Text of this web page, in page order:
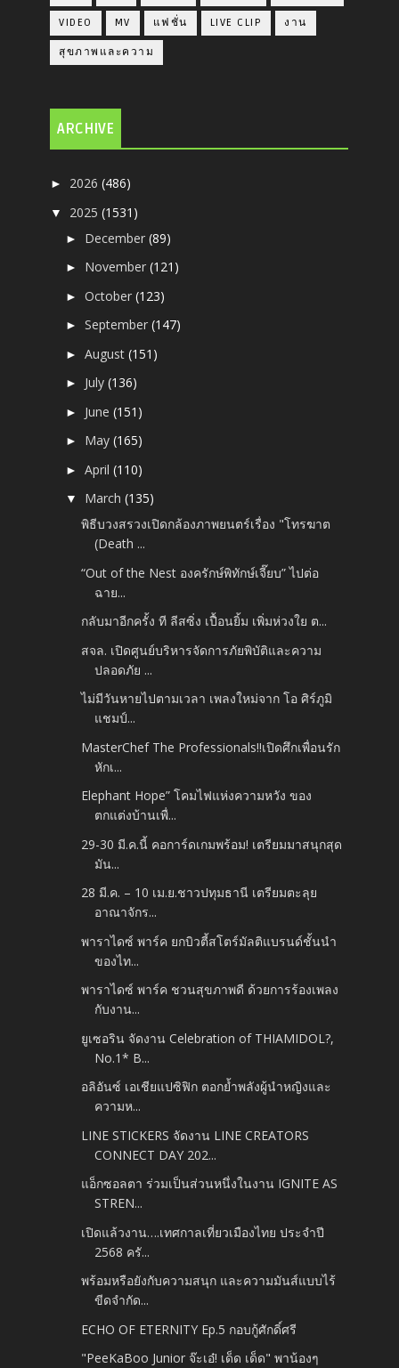
VIDEO MV แฟชั่น LIVE CLIP งาน
สุขภาพและความ
ARCHIVE
► 2026(486)
▼ 2025(1531)
► December(89)
► November(121)
►October(123)
►September(147)
►August(151)
► July(136)
► June(151)
► May(165)
►April(110)
▼ March(135)
พิธีบวงสรวงเปิดกล้องภาพยนตร์เรื่อง "โทรฆาต
(Death ...
“Out of the Nest องครักษ์พิทักษ์เจี๊ยบ” ไปต่อ
ฉาย...
กลับมาอีกครั้ง ที ลีสซิ่ง เปื้อนยิ้ม เพิ่มห่วงใย ต...
สจล. เปิดศูนย์บริหารจัดการภัยพิบัติและความ
ปลอดภัย ...
ไม่มีวันหายไปตามเวลา เพลงใหม่จาก โอ ศิร์ภูมิ
แชมป์...
MasterChef The Professionals!!เปิดศึกเพื่อนรัก
หักเ...
Elephant Hope” โคมไฟแห่งความหวัง ของ
ตกแต่งบ้านเพื่...
29-30 มี.ค.นี้ คอการ์ดเกมพร้อม! เตรียมมาสนุกสุด
มัน...
28 มี.ค. – 10 เม.ย.ชาวปทุมธานี เตรียมตะลุย
อาณาจักร...
พาราไดซ์ พาร์ค ยกบิวตี้สโตร์มัลติแบรนด์ชั้นนำ
ของไท...
พาราไดซ์ พาร์ค ชวนสุขภาพดี ด้วยการร้องเพลง
กับงาน...
ยูเซอริน จัดงาน Celebration of THIAMIDOL?,
No.1* B...
อลิอันซ์ เอเชียแปซิฟิก ตอกย้ำพลังผู้นำหญิงและ
ความห...
LINE STICKERS จัดงาน LINE CREATORS
CONNECT DAY 202...
แอ็กซอลตา ร่วมเป็นส่วนหนึ่งในงาน IGNITE AS
STREN...
เปิดแล้วงาน….เทศกาลเที่ยวเมืองไทย ประจำปี
2568 ครั...
พร้อมหรือยังกับความสนุก และความมันส์แบบไร้
ขีดจำกัด...
ECHO OF ETERNITY Ep.5 กอบกู้ศักดิ์ศรี
"PeeKaBoo Junior จ๊ะเอ๋! เด็ด เด็ด" พาน้องๆ